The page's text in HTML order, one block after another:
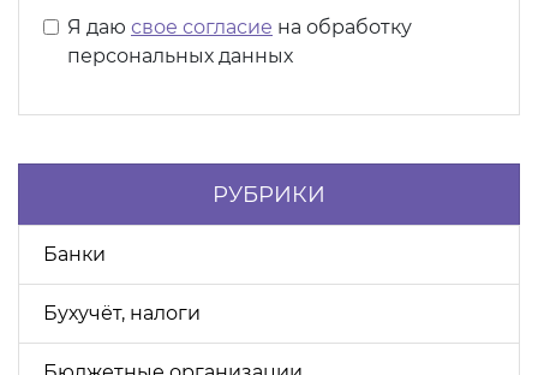
Я даю свое согласие на обработку
персональных данных
РУБРИКИ
Банки
Бухучёт, налоги